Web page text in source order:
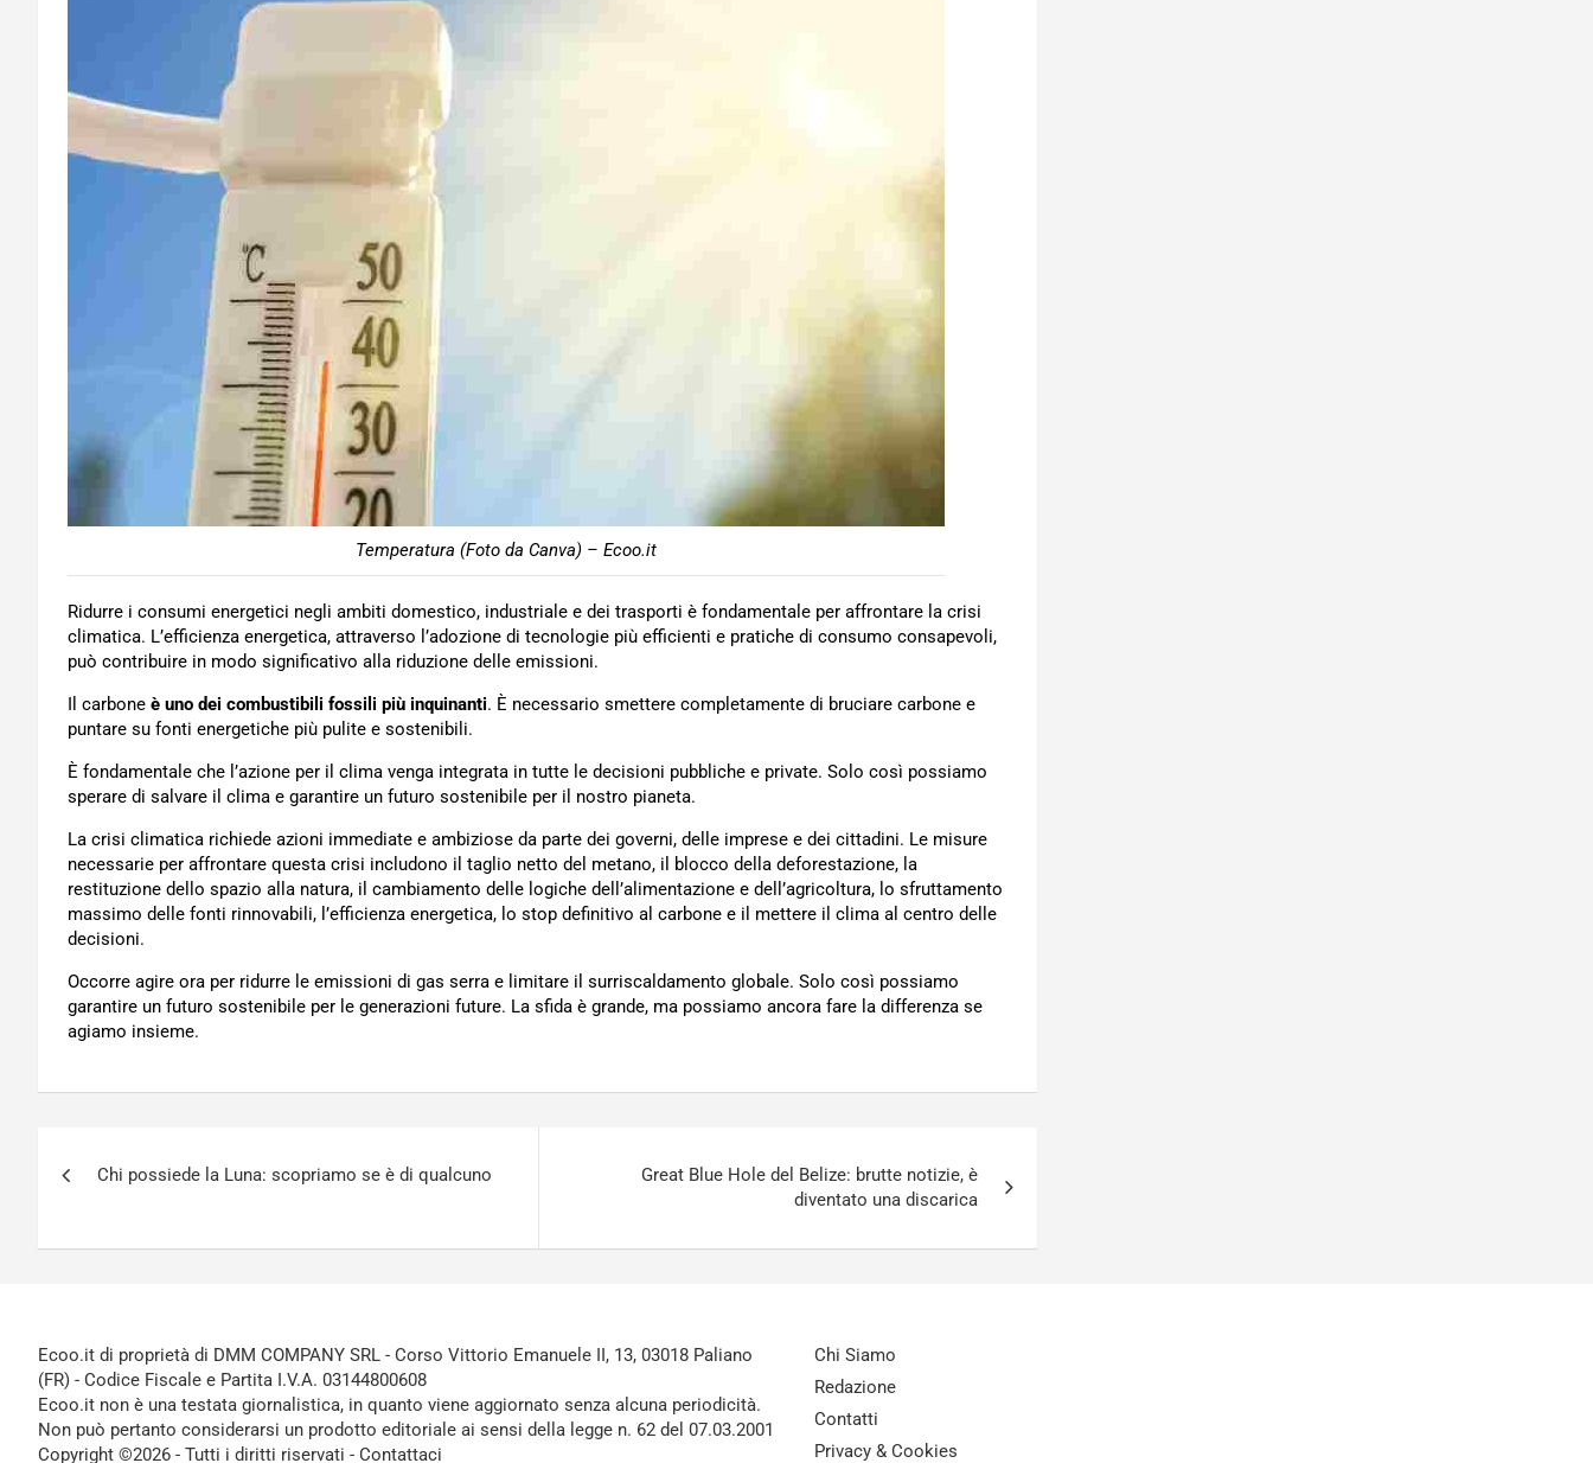
Temperatura (Foto da Canva) – Ecoo.it
Ridurre i consumi energetici negli ambiti domestico, industriale e dei trasporti è fondamentale per affrontare la crisi
climatica. L’efficienza energetica, attraverso l’adozione di tecnologie più efficienti e pratiche di consumo consapevoli,
può contribuire in modo significativo alla riduzione delle emissioni.
Il carbone è uno dei combustibili fossili più inquinanti. È necessario smettere completamente di bruciare carbone e
puntare su fonti energetiche più pulite e sostenibili.
È fondamentale che l’azione per il clima venga integrata in tutte le decisioni pubbliche e private. Solo così possiamo
sperare di salvare il clima e garantire un futuro sostenibile per il nostro pianeta.
La crisi climatica richiede azioni immediate e ambiziose da parte dei governi, delle imprese e dei cittadini. Le misure
necessarie per affrontare questa crisi includono il taglio netto del metano, il blocco della deforestazione, la
restituzione dello spazio alla natura, il cambiamento delle logiche dell’alimentazione e dell’agricoltura, lo sfruttamento
massimo delle fonti rinnovabili, l’efficienza energetica, lo stop definitivo al carbone e il mettere il clima al centro delle
decisioni.
Occorre agire ora per ridurre le emissioni di gas serra e limitare il surriscaldamento globale. Solo così possiamo
garantire un futuro sostenibile per le generazioni future. La sfida è grande, ma possiamo ancora fare la differenza se
agiamo insieme.
articoli
Chi possiede la Luna: scopriamo se è di qualcuno
Great Blue Hole del Belize: brutte notizie, è
diventato una discarica
Ecoo.it di proprietà di DMM COMPANY SRL - Corso Vittorio Emanuele II, 13, 03018 Paliano
(FR) - Codice Fiscale e Partita I.V.A. 03144800608
Ecoo.it non è una testata giornalistica, in quanto viene aggiornato senza alcuna periodicità.
Non può pertanto considerarsi un prodotto editoriale ai sensi della legge n. 62 del 07.03.2001
Copyright ©2026 - Tutti i diritti riservati - Contattaci
Chi Siamo
Redazione
Contatti
Privacy & Cookies